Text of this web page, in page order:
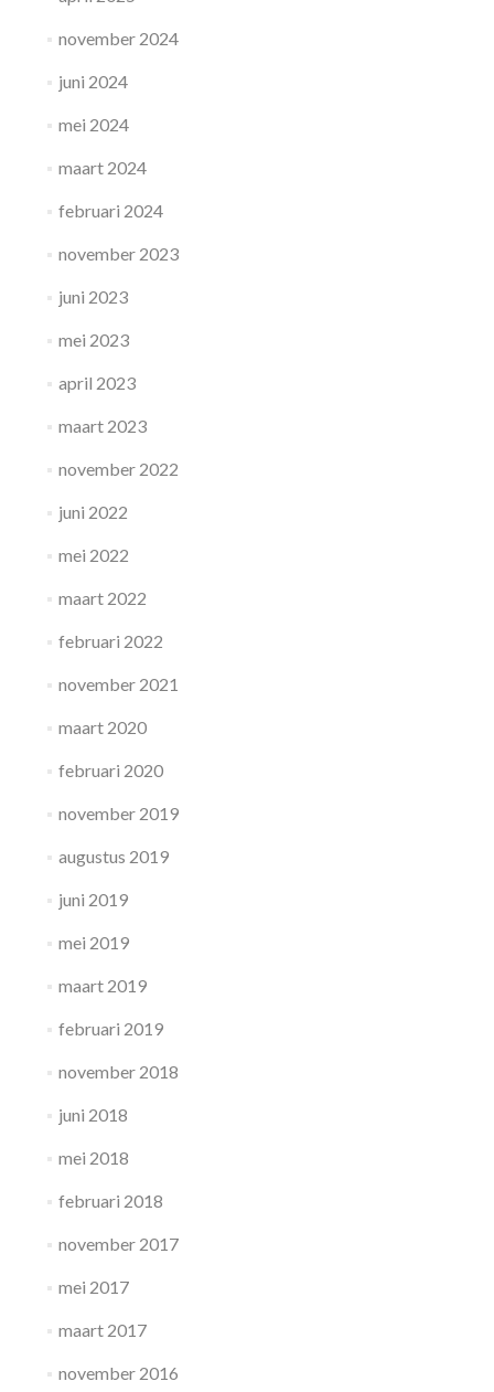
november 2024
juni 2024
mei 2024
maart 2024
februari 2024
november 2023
juni 2023
mei 2023
april 2023
maart 2023
november 2022
juni 2022
mei 2022
maart 2022
februari 2022
november 2021
maart 2020
februari 2020
november 2019
augustus 2019
juni 2019
mei 2019
maart 2019
februari 2019
november 2018
juni 2018
mei 2018
februari 2018
november 2017
mei 2017
maart 2017
november 2016